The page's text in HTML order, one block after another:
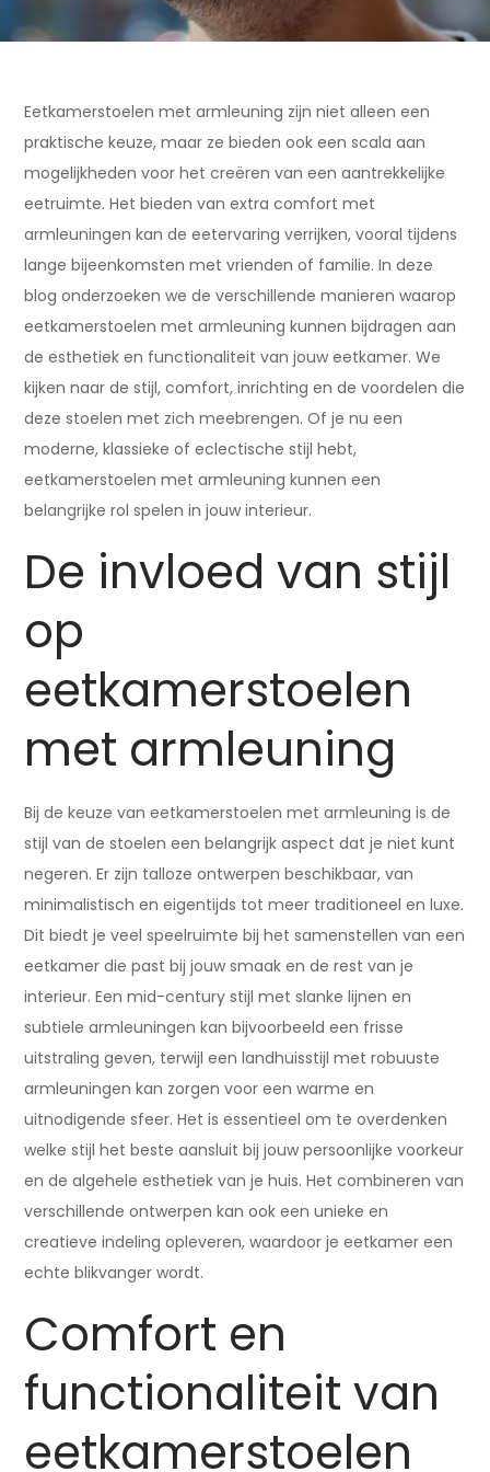
Eetkamerstoelen met armleuning zijn niet alleen een
praktische keuze, maar ze bieden ook een scala aan
mogelijkheden voor het creëren van een aantrekkelijke
eetruimte. Het bieden van extra comfort met
armleuningen kan de eetervaring verrijken, vooral tijdens
lange bijeenkomsten met vrienden of familie. In deze
blog onderzoeken we de verschillende manieren waarop
eetkamerstoelen met armleuning kunnen bijdragen aan
de esthetiek en functionaliteit van jouw eetkamer. We
kijken naar de stijl, comfort, inrichting en de voordelen die
deze stoelen met zich meebrengen. Of je nu een
moderne, klassieke of eclectische stijl hebt,
eetkamerstoelen met armleuning kunnen een
belangrijke rol spelen in jouw interieur.
De invloed van stijl
op
eetkamerstoelen
met armleuning
Bij de keuze van eetkamerstoelen met armleuning is de
stijl van de stoelen een belangrijk aspect dat je niet kunt
negeren. Er zijn talloze ontwerpen beschikbaar, van
minimalistisch en eigentijds tot meer traditioneel en luxe.
Dit biedt je veel speelruimte bij het samenstellen van een
eetkamer die past bij jouw smaak en de rest van je
interieur. Een mid-century stijl met slanke lijnen en
subtiele armleuningen kan bijvoorbeeld een frisse
uitstraling geven, terwijl een landhuisstijl met robuuste
armleuningen kan zorgen voor een warme en
uitnodigende sfeer. Het is essentieel om te overdenken
welke stijl het beste aansluit bij jouw persoonlijke voorkeur
en de algehele esthetiek van je huis. Het combineren van
verschillende ontwerpen kan ook een unieke en
creatieve indeling opleveren, waardoor je eetkamer een
echte blikvanger wordt.
Comfort en
functionaliteit van
eetkamerstoelen